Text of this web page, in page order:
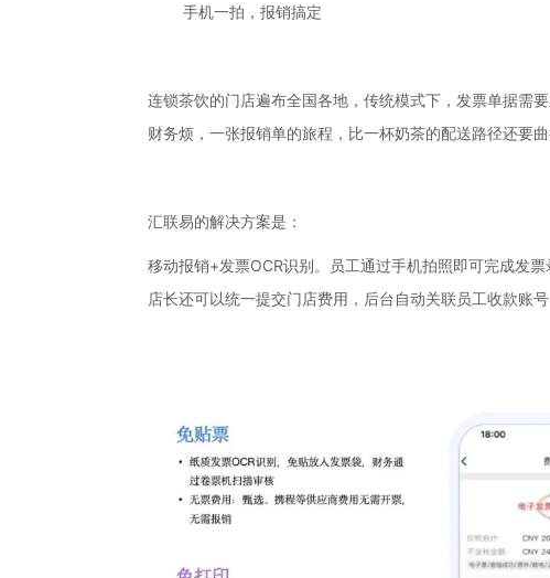
手机一拍，报销搞定
连锁茶饮的门店遍布全国各地，传统模式下，发票单据需
财务烦，一张报销单的旅程，比一杯奶茶的配送路径还要曲
汇联易的解决方案是：
移动报销+发票OCR识别。员工通过手机拍照即可完成发
店长还可以统一提交门店费用，后台自动关联员工收款账